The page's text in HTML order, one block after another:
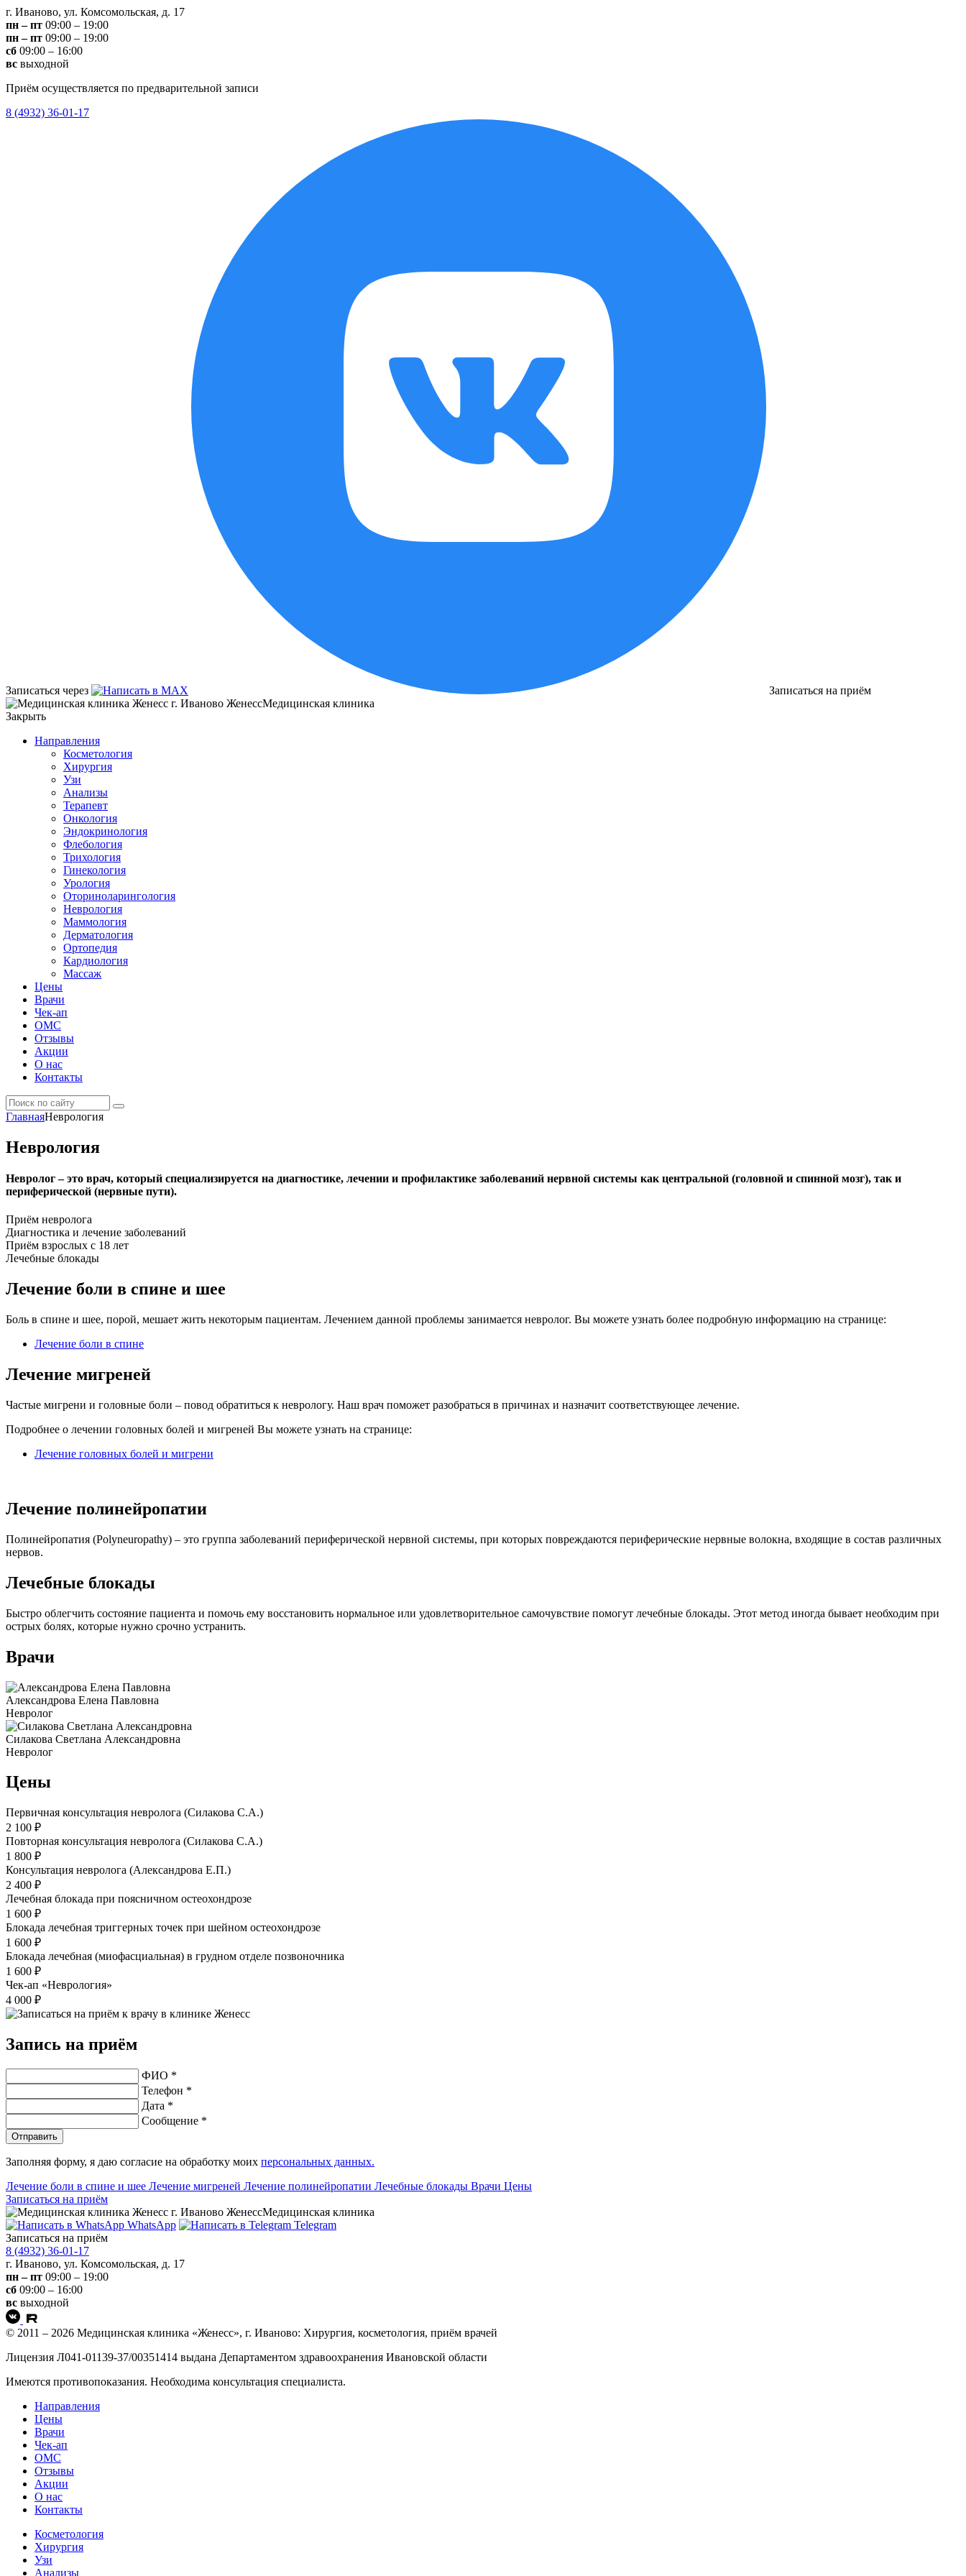
г. Иваново, ул. Комсомольская, д. 17
пн – пт 09:00 – 19:00
пн – пт 09:00 – 19:00
сб 09:00 – 16:00
вс выходной
Приём осуществляется по предварительной записи
8 (4932) 36-01-17
Записаться через
Записаться на приём
ЖенессМедицинская клиника
Закрыть
Направления
Косметология
Хирургия
Узи
Анализы
Терапевт
Онкология
Эндокринология
Флебология
Трихология
Гинекология
Урология
Оториноларингология
Неврология
Маммология
Дерматология
Ортопедия
Кардиология
Массаж
Цены
Врачи
Чек-ап
ОМС
Отзывы
Акции
О нас
Контакты
ГлавнаяНеврология
Неврология
Невролог – это врач, который специализируется на диагностике, лечении и профилактике заболеваний нервной системы как центральной (головной и спинной мозг), так и
периферической (нервные пути).
Приём невролога
Диагностика и лечение заболеваний
Приём взрослых с 18 лет
Лечебные блокады
Лечение боли в спине и шее
Боль в спине и шее, порой, мешает жить некоторым пациентам. Лечением данной проблемы занимается невролог. Вы можете узнать более подробную информацию на странице:
Лечение боли в спине
Лечение мигреней
Частые мигрени и головные боли – повод обратиться к неврологу. Наш врач поможет разобраться в причинах и назначит соответствующее лечение.
Подробнее о лечении головных болей и мигреней Вы можете узнать на странице:
Лечение головных болей и мигрени
Лечение полинейропатии
Полинейропатия (Polyneuropathy) – это группа заболеваний периферической нервной системы, при которых повреждаются периферические нервные волокна, входящие в состав различных
нервов.
Лечебные блокады
Быстро облегчить состояние пациента и помочь ему восстановить нормальное или удовлетворительное самочувствие помогут лечебные блокады. Этот метод иногда бывает необходим при
острых болях, которые нужно срочно устранить.
Врачи
Александрова Елена Павловна
Невролог
Силакова Светлана Александровна
Невролог
Цены
Первичная консультация невролога (Силакова С.А.)
2 100 ₽
Повторная консультация невролога (Силакова С.А.)
1 800 ₽
Консультация невролога (Александрова Е.П.)
2 400 ₽
Лечебная блокада при поясничном остеохондрозе
1 600 ₽
Блокада лечебная триггерных точек при шейном остеохондрозе
1 600 ₽
Блокада лечебная (миофасциальная) в грудном отделе позвоночника
1 600 ₽
Чек-ап «Неврология»
4 000 ₽
Запись на приём
ФИО *
Телефон *
Дата *
Сообщение *
Отправить
Заполняя форму, я даю согласие на обработку моих персональных данных.
Лечение боли в спине и шее Лечение мигреней Лечение полинейропатии Лечебные блокады Врачи Цены
Записаться на приём
ЖенессМедицинская клиника
WhatsApp
Telegram
Записаться на приём
8 (4932) 36-01-17
г. Иваново, ул. Комсомольская, д. 17
пн – пт 09:00 – 19:00
сб 09:00 – 16:00
вс выходной
© 2011 – 2026 Медицинская клиника «Женесс», г. Иваново: Хирургия, косметология, приём врачей
Лицензия Л041-01139-37/00351414 выдана Департаментом здравоохранения Ивановской области
Имеются противопоказания. Необходима консультация специалиста.
Направления
Цены
Врачи
Чек-ап
ОМС
Отзывы
Акции
О нас
Контакты
Косметология
Хирургия
Узи
Анализы